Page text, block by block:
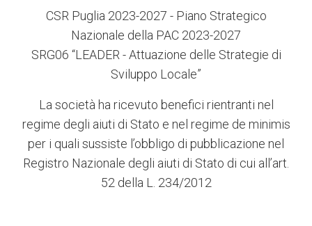
CSR Puglia 2023-2027 - Piano Strategico
Nazionale della PAC 2023-2027
SRG06 “LEADER - Attuazione delle Strategie di
Sviluppo Locale”
La società ha ricevuto benefici rientranti nel
regime degli aiuti di Stato e nel regime de minimis
per i quali sussiste l’obbligo di pubblicazione nel
Registro Nazionale degli aiuti di Stato di cui all’art.
52 della L. 234/2012